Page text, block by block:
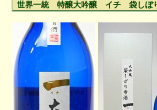
世界一統 特醸大吟醸 イチ 袋しぼ